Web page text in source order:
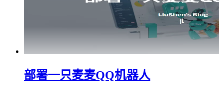
部署一只麦麦QQ机器人